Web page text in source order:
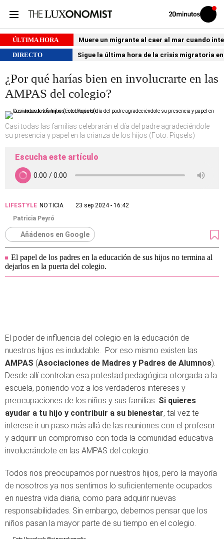
Volver
Iniciar
sesión
ÚLTIMA HORA
Muere un migrante al caer al mar cuando
DIRECTO
Sigue la última hora de la crisis migratoria
¿Por qué harías bien en involucrarte en las
AMPAS del colegio?
Casi todas las familias celebrarán el día del padre agradeciéndole
su presencia y papel en la crianza de los hijos (Foto: Piqsels)
Escucha este artículo
LIFESTYLE NOTICIA
23 sep 2024 - 16:42
Patricia Peyró
Añádenos en Google
El papel de los padres en la educación de sus hijos no termina al
dejarlos en la puerta del colegio.
El poder de influencia del colegio en la educación de
nuestros hijos es indudable. Por eso mismo existen las
AMPAS (Asociaciones de Madres y Padres de Alumnos).
Desde allí controlan esa potestad pedagógica otorgada a la
escuela, poniendo voz a los verdaderos intereses y
preocupaciones de los niños y sus familias. Si quieres
ayudar a tu hijo y contribuir a su bienestar, tal vez te
interese ir un paso más allá de las reuniones con el profesor
y adquirir un compromiso con toda la comunidad educativa
involucrándote en las AMPAS del colegio.
Todos nos preocupamos por nuestros hijos, pero la mayoría
de nosotros ya nos sentimos lo suficientemente ocupados
en nuestra vida diaria, como para adquirir nuevas
responsabilidades. Sin embargo, debemos pensar que los
niños pasan la mayor parte de su tiempo en el colegio.